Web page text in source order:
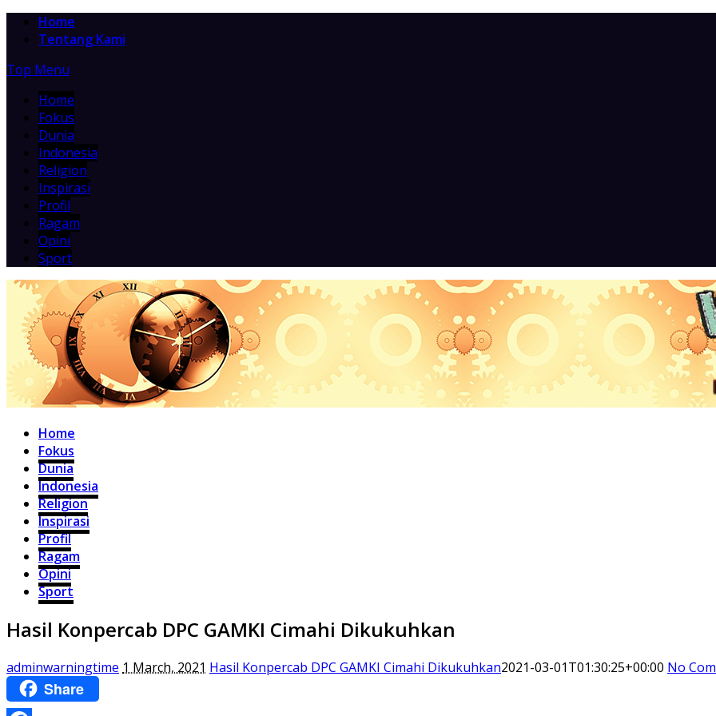
Home
Tentang Kami
Top Menu
Home
Fokus
Dunia
Indonesia
Religion
Inspirasi
Profil
Ragam
Opini
Sport
Home
Fokus
Dunia
Indonesia
Religion
Inspirasi
Profil
Ragam
Opini
Sport
Hasil Konpercab DPC GAMKI Cimahi Dikukuhkan
adminwarningtime 1 March, 2021 Hasil Konpercab DPC GAMKI Cimahi Dikukuhkan2021-03-01T01:30:25+00:00 No
Share